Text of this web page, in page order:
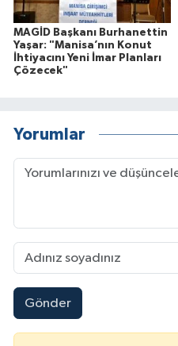
MAGİD Başkanı Burhanettin
Yaşar: "Manisa’nın Konut
İhtiyacını Yeni İmar Planları
Çözecek"
Yorumlar
Gönder